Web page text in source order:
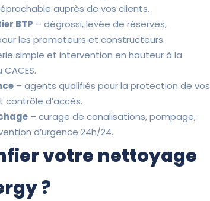
auprès de vos clients.
BTP – dégrossi, levée de réserves,
les promoteurs et constructeurs.
simple et intervention en hauteur à la
– agents qualifiés pour la protection de vos
contrôle d’accès.
– curage de canalisations, pompage,
d’urgence 24h/24.
votre nettoyage
?